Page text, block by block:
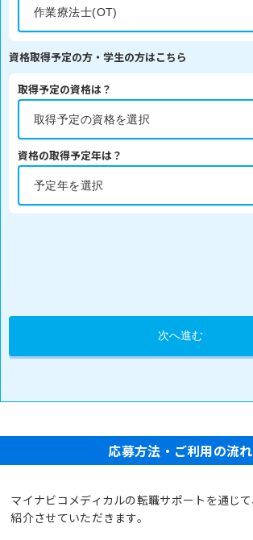
資格取得予定の方・学生の方はこちら
取得予定の資格は？
資格の取得予定年は？
応募方法・ご利用の流れ
マイナビコメディカルの転職サポートを通じ
紹介させていただきます。